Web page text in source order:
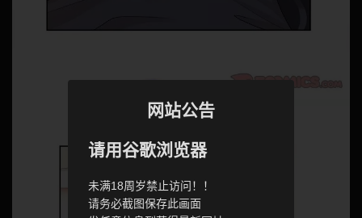
网站公告
请用谷歌浏览器
未满18周岁禁止访问！！
请务必截图保存此画面